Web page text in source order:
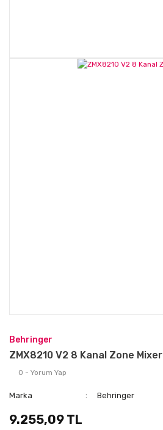
Behringer
ZMX8210 V2 8 Kanal Zone Mixer
0 - Yorum Yap
Marka Behringer
9.255,09 TL